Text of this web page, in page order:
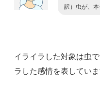
訳） 虫が、本
イライラした対象は虫
ラした感情を表していま